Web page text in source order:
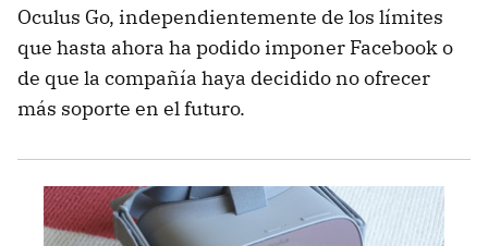
Oculus Go, independientemente de los límites
que hasta ahora ha podido imponer Facebook o
de que la compañía haya decidido no ofrecer
más soporte en el futuro.